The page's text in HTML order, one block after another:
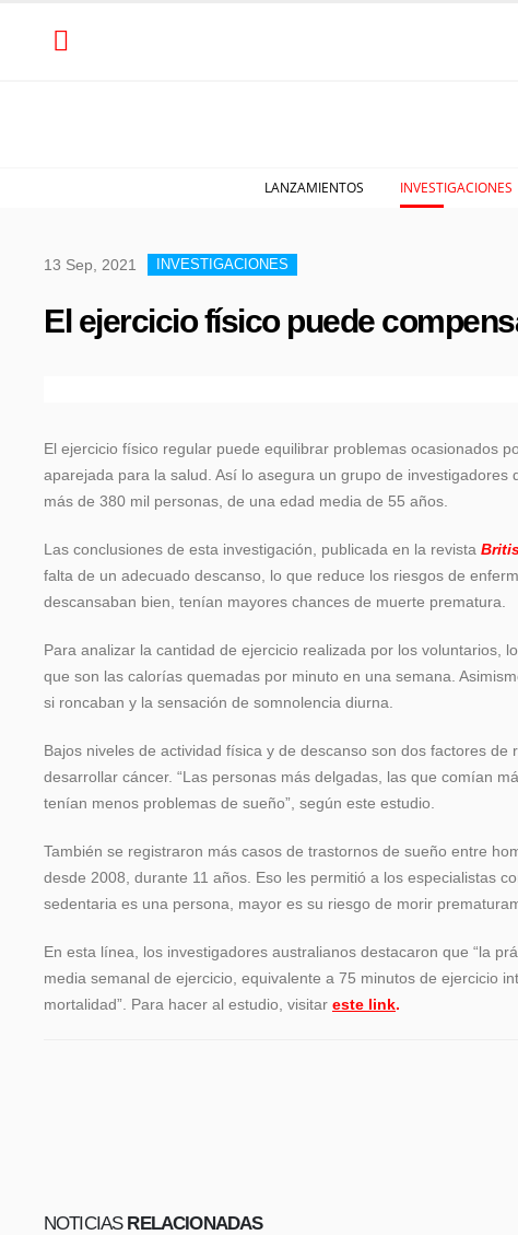
LANZAMIENTOS INVESTIGACIONES
13 Sep, 2021 INVESTIGACIONES
El ejercicio físico puede
El ejercicio físico regular puede equilibrar problemas ocasionados
aparejada para la salud. Así lo asegura un grupo de
más de 380 mil personas, de una edad media de 55 años.
Las conclusiones de esta investigación, publicada en la revista
falta de un adecuado descanso, lo que reduce los riesgos de
descansaban bien, tenían mayores chances de muerte prematura.
Para analizar la cantidad de ejercicio realizada por los voluntarios,
que son las calorías quemadas por minuto en una semana.
si roncaban y la sensación de somnolencia diurna.
Bajos niveles de actividad física y de descanso son dos factores
desarrollar cáncer. “Las personas más delgadas, las que comían
tenían menos problemas de sueño”, según este estudio.
También se registraron más casos de trastornos de sueño entre
desde 2008, durante 11 años. Eso les permitió a los especialistas
sedentaria es una persona, mayor es su riesgo de morir
En esta línea, los investigadores australianos destacaron que “la
media semanal de ejercicio, equivalente a 75 minutos de ejercicio
mortalidad”. Para hacer al estudio, visitar este link.
NOTICIAS RELACIONADAS